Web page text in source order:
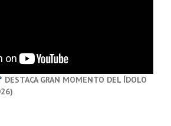
DESTACA GRAN MOMENTO DEL ÍDOLO